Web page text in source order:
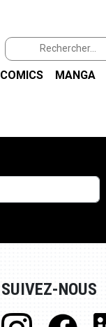
COMICS MANGA
SUIVEZ-NOUS